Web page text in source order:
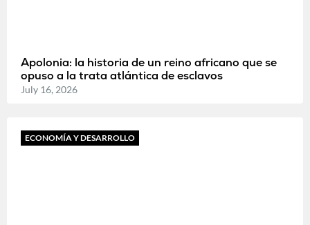
Apolonia: la historia de un reino africano que se
opuso a la trata atlántica de esclavos
July 16, 2026
ECONOMÍA Y DESARROLLO